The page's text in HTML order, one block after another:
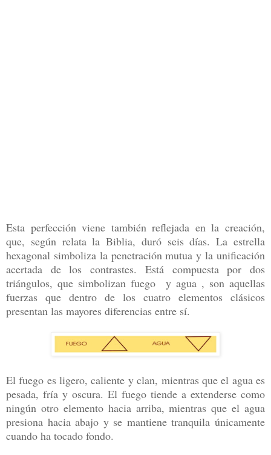
Esta perfección viene también reflejada en la creación,
que, según relata la Biblia, duró seis días. La estrella
hexagonal simboliza la penetración mutua y la unificación
acertada de los contrastes. Está compuesta por dos
triángulos, que simbolizan fuego y agua , son aquellas
fuerzas que dentro de los cuatro elementos clásicos
presentan las mayores diferencias entre sí.
El fuego es ligero, caliente y clan, mientras que el agua es
pesada, fría y oscura. El fuego tiende a extenderse como
ningún otro elemento hacia arriba, mientras que el agua
presiona hacia abajo y se mantiene tranquila únicamente
cuando ha tocado fondo.